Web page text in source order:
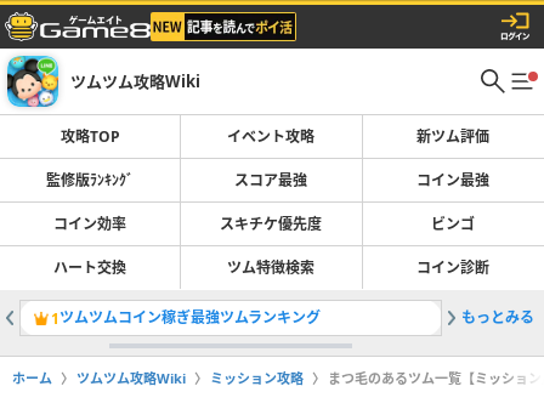
ツムツム攻略Wiki
攻略TOP イベント攻略 新ツム評価
監修版ﾗﾝｷﾝｸﾞ スコア最強 コイン最強
コイン効率 スキチケ優先度 ビンゴ
ハート交換 ツム特徴検索 コイン診断
1ツムツムコイン稼ぎ最強ツムランキング 2スコア
もっとみる
ホーム ツムツム攻略Wiki ミッション攻略 まつ毛のあるツム一覧【ミッショ